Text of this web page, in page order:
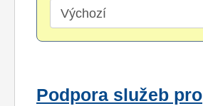
Podpora služeb pro